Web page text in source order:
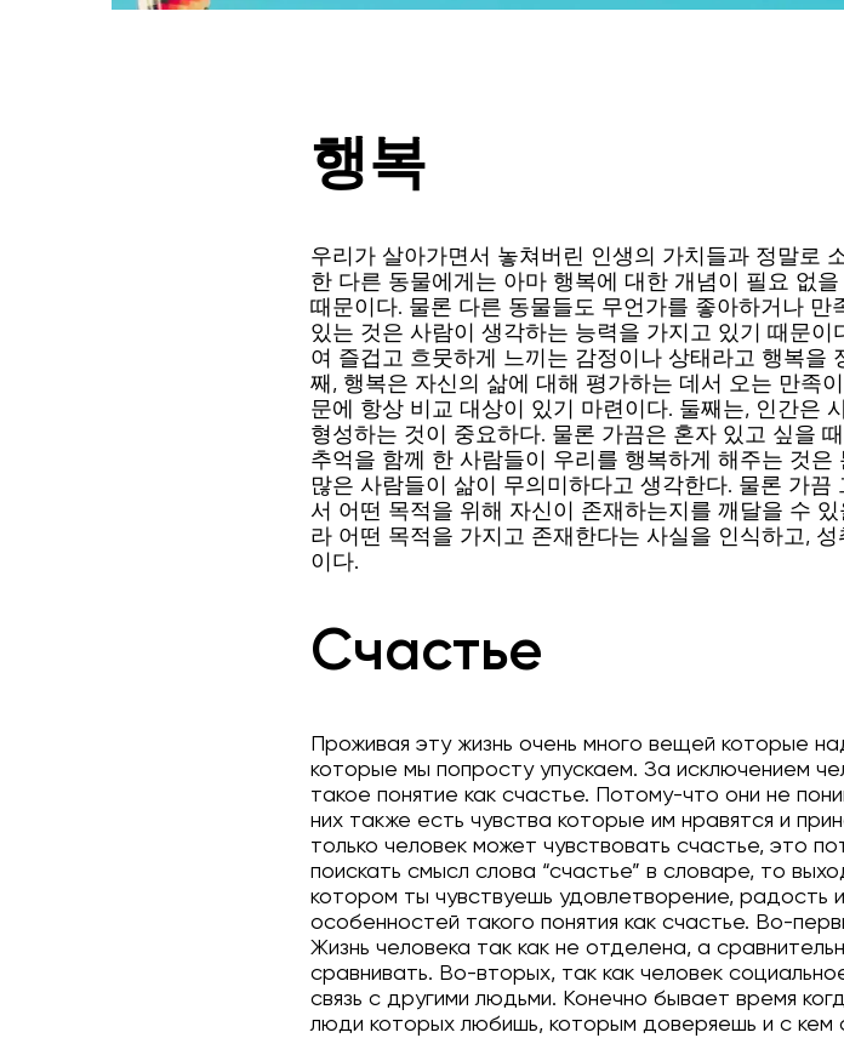
행복
우리가 살아가면서 놓쳐버린 인생의 가치들과 정말로
한 다른 동물에게는 아마 행복에 대한 개념이 필요 없
때문이다. 물론 다른 동물들도 무언가를 좋아하거나
있는 것은 사람이 생각하는 능력을 가지고 있기 때문
여 즐겁고 흐뭇하게 느끼는 감정이나 상태라고 행복을
째, 행복은 자신의 삶에 대해 평가하는 데서 오는 만족
문에 항상 비교 대상이 있기 마련이다. 둘째는, 인간은
형성하는 것이 중요하다. 물론 가끔은 혼자 있고 싶을
추억을 함께 한 사람들이 우리를 행복하게 해주는 것
많은 사람들이 삶이 무의미하다고 생각한다. 물론 가
서 어떤 목적을 위해 자신이 존재하는지를 깨달을 수
라 어떤 목적을 가지고 존재한다는 사실을 인식하고,
이다.
Счастье
Проживая эту жизнь очень много вещей которые
которые мы попросту упускаем. За исключением
такое понятие как счастье. Потому-что они не
них также есть чувства которые им нравятся и
только человек может чувствовать счастье, это
поискать смысл слова “счастье” в словаре, то
котором ты чувствуешь удовлетворение, радость
особенностей такого понятия как счастье. Во-
Жизнь человека так как не отделена, а
сравнивать. Во-вторых, так как человек
связь с другими людьми. Конечно бывает время
люди которых любишь, которым доверяешь и с кем